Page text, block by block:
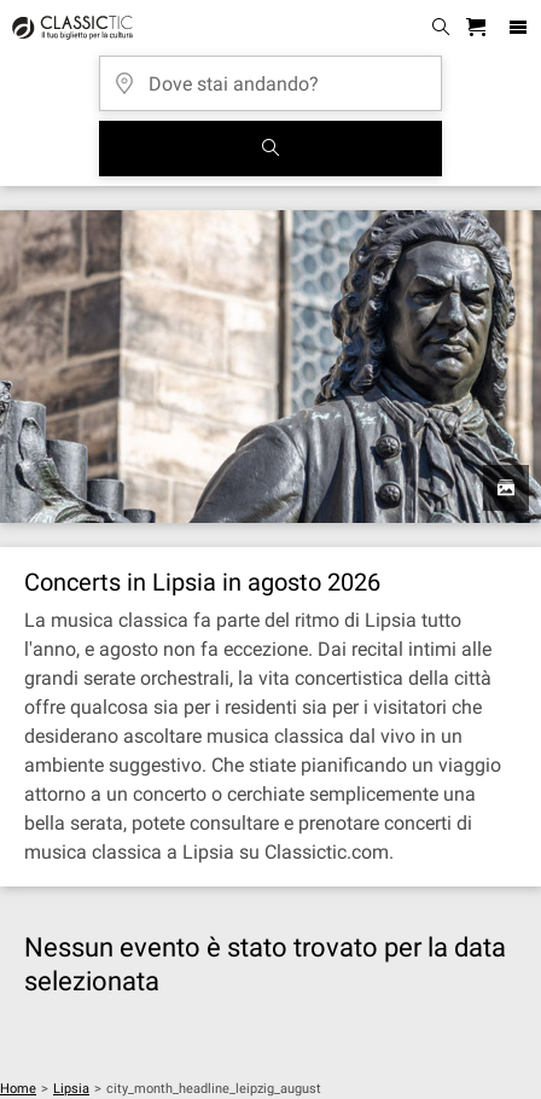
Concerts in Lipsia in agosto 2026
La musica classica fa parte del ritmo di Lipsia tutto
l'anno, e agosto non fa eccezione. Dai recital intimi alle
grandi serate orchestrali, la vita concertistica della città
offre qualcosa sia per i residenti sia per i visitatori che
desiderano ascoltare musica classica dal vivo in un
ambiente suggestivo. Che stiate pianificando un viaggio
attorno a un concerto o cerchiate semplicemente una
bella serata, potete consultare e prenotare concerti di
musica classica a Lipsia su Classictic.com.
Nessun evento è stato trovato per la data
selezionata
Home > Lipsia > city_month_headline_leipzig_august